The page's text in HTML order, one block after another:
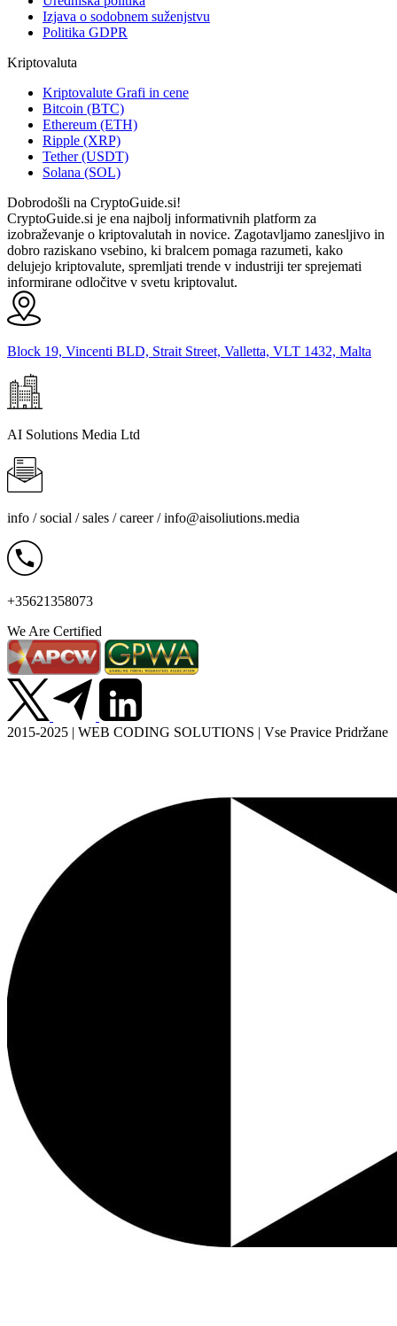
Izjava o sodobnem suženjstvu
Politika GDPR
Kriptovaluta
Kriptovalute Grafi in cene
Bitcoin (BTC)
Ethereum (ETH)
Ripple (XRP)
Tether (USDT)
Solana (SOL)
Dobrodošli na CryptoGuide.si!
CryptoGuide.si je ena najbolj informativnih platform za
izobraževanje o kriptovalutah in novice. Zagotavljamo zanesljivo in
dobro raziskano vsebino, ki bralcem pomaga razumeti, kako
delujejo kriptovalute, spremljati trende v industriji ter sprejemati
informirane odločitve v svetu kriptovalut.
Block 19, Vincenti BLD, Strait Street, Valletta, VLT 1432, Malta
AI Solutions Media Ltd
info / social / sales / career /info@aisoliutions.media
+35621358073
We Are Certified
2015-2025 | WEB CODING SOLUTIONS | Vse Pravice Pridržane